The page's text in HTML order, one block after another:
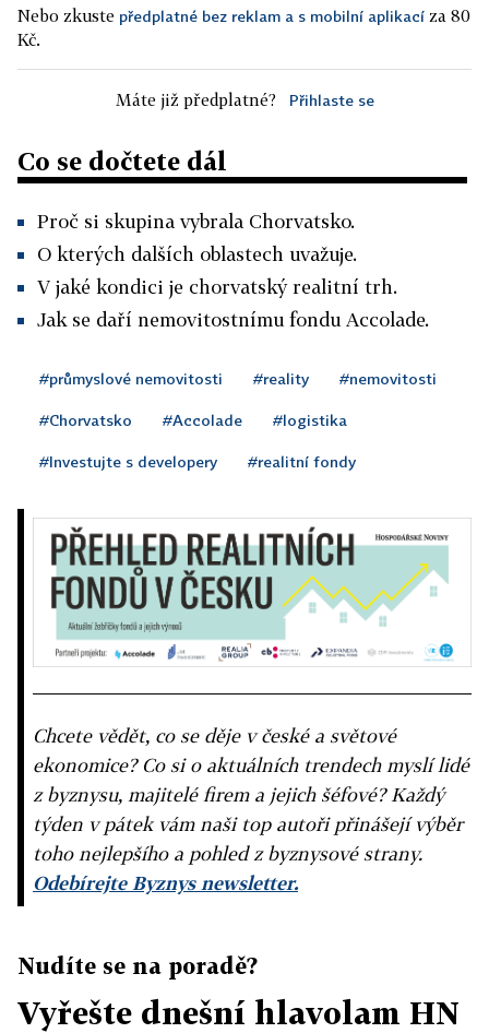
Nebo zkuste předplatné bez reklam a s mobilní aplikací za 80
Kč.
Máte již předplatné? Přihlaste se
Co se dočtete dál
Proč si skupina vybrala Chorvatsko.
O kterých dalších oblastech uvažuje.
V jaké kondici je chorvatský realitní trh.
Jak se daří nemovitostnímu fondu Accolade.
#průmyslové nemovitosti #reality #nemovitosti
#Chorvatsko #Accolade #logistika
#Investujte s developery #realitní fondy
Chcete vědět, co se děje v české a světové
ekonomice? Co si o aktuálních trendech myslí lidé
z byznysu, majitelé firem a jejich šéfové? Každý
týden v pátek vám naši top autoři přinášejí výběr
toho nejlepšího a pohled z byznysové strany.
Odebírejte Byznys newsletter.
Nudíte se na poradě?
Vyřešte dnešní hlavolam HN